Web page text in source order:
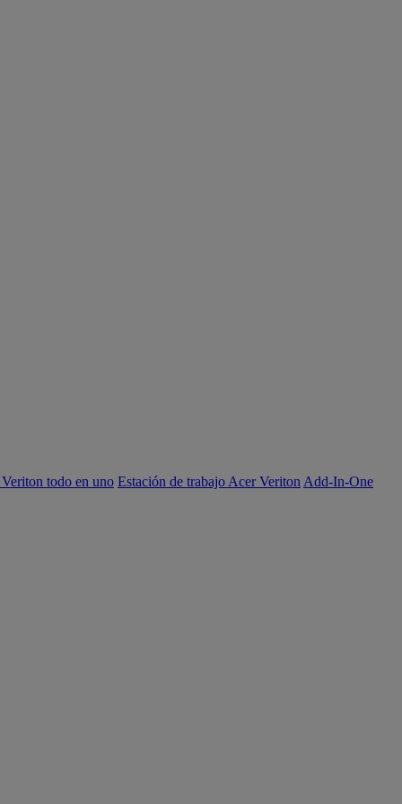
todo en uno Estación de trabajo Acer Veriton Add-In-One